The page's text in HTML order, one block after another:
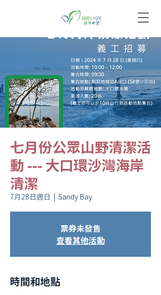
七月份公眾山野清潔活
動 --- 大口環沙灣海岸
清潔
7月28日週日
  |
Sandy Bay
票券未發售
查看其他活動
時間和地點